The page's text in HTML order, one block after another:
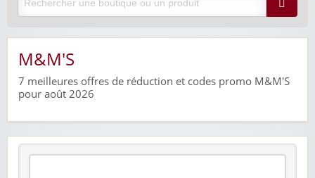
M&M'S
7 meilleures offres de réduction et codes promo M&M'S
pour août 2026